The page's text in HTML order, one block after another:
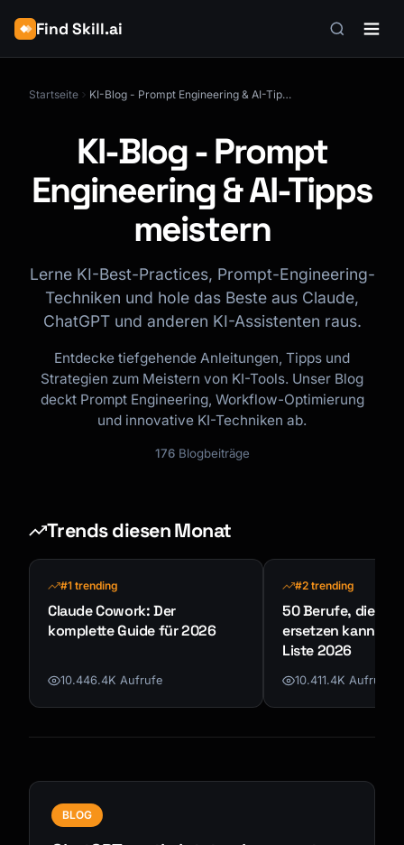
Find Skill.ai
Startseite KI-Blog - Prompt Engineering & AI-Tipps meistern
KI-Blog - Prompt
Engineering & AI-Tipps
meistern
Lerne KI-Best-Practices, Prompt-Engineering-
Techniken und hole das Beste aus Claude,
ChatGPT und anderen KI-Assistenten raus.
Entdecke tiefgehende Anleitungen, Tipps und
Strategien zum Meistern von KI-Tools. Unser Blog
deckt Prompt Engineering, Workflow-Optimierung
und innovative KI-Techniken ab.
176Blogbeiträge
Trends diesen Monat
#1 trending
Claude Cowork: Der
komplette Guide für 2026
10.446.4K Aufrufe
#2 trending
50 Berufe, die KI
ersetzen kann -
Liste 2026
10.411.4K Aufrufe
BLOG